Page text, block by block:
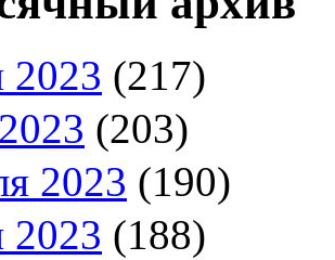
2023 (217)
(203)
2023 (190)
2023 (188)